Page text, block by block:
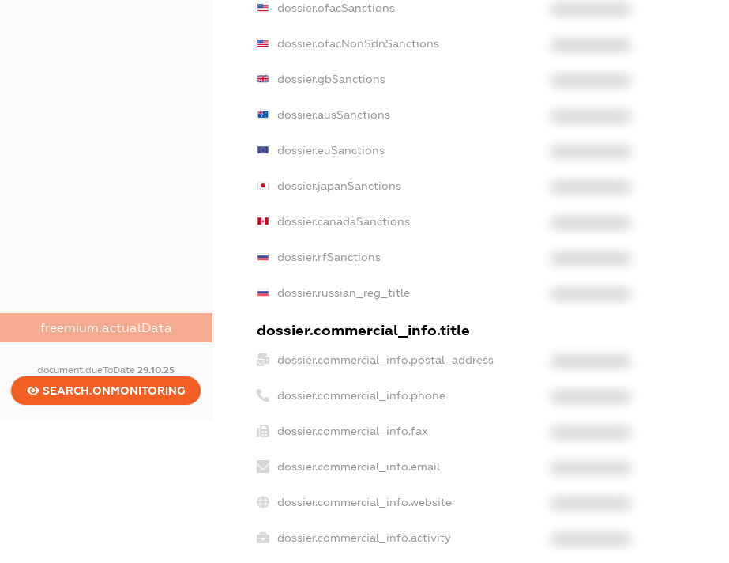
freemium.actualData
document.dueToDate29.10.25
SEARCH.ONMONITORING
dossier.ofacSanctions
dossier.ofacNonSdnSanctions
dossier.gbSanctions
dossier.ausSanctions
dossier.euSanctions
dossier.japanSanctions
dossier.canadaSanctions
dossier.rfSanctions
dossier.russian_reg_title
dossier.commercial_info.title
dossier.commercial_info.postal_address
dossier.commercial_info.phone
dossier.commercial_info.fax
dossier.commercial_info.email
dossier.commercial_info.website
dossier.commercial_info.activity